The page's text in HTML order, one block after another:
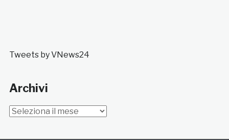
Tweets by VNews24
Archivi
Archivi